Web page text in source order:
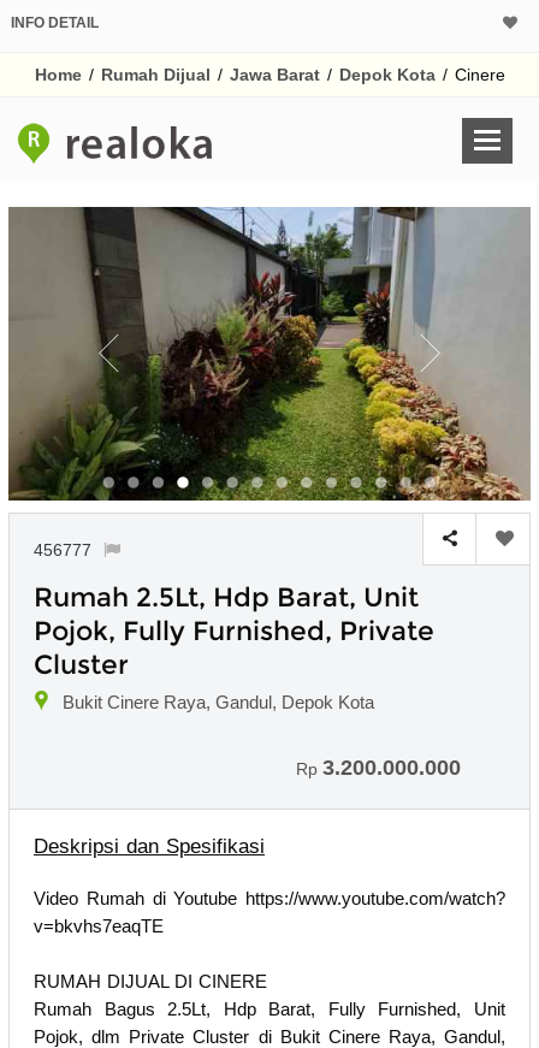
INFO DETAIL
Home / Rumah Dijual / Jawa Barat / Depok Kota / Cinere
456777
Rumah 2.5Lt, Hdp Barat, Unit
Pojok, Fully Furnished, Private
Cluster
Bukit Cinere Raya, Gandul, Depok Kota
Rp 3.200.000.000
Deskripsi dan Spesifikasi
Video Rumah di Youtube https://www.youtube.com/watch?
v=bkvhs7eaqTE
RUMAH DIJUAL DI CINERE
Rumah Bagus 2.5Lt, Hdp Barat, Fully Furnished, Unit
Pojok, dlm Private Cluster di Bukit Cinere Raya, Gandul,
Harga Rp
Untuk hasil simulasi
pada kotak-
Simpan